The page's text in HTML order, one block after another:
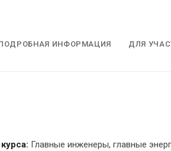
ИНФОРМАЦИЯ ДЛЯ
Главные инженеры, главные